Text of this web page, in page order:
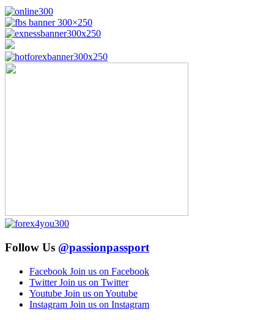
Follow Us @passionpassport
Facebook Join us on Facebook
Twitter Join us on Twitter
Youtube Join us on Youtube
Instagram Join us on Instagram